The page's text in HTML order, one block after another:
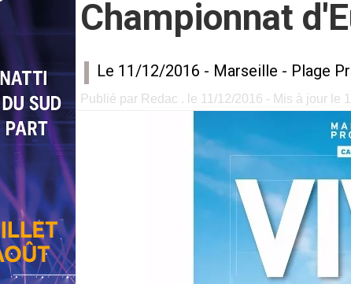
Championnat
Le 11/12/2016 - Marseille - Plage
Publié par Redac . le 11/12/2016 - Mis à jour le